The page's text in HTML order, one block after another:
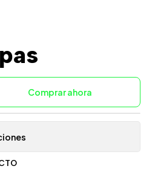
Comprar ahora